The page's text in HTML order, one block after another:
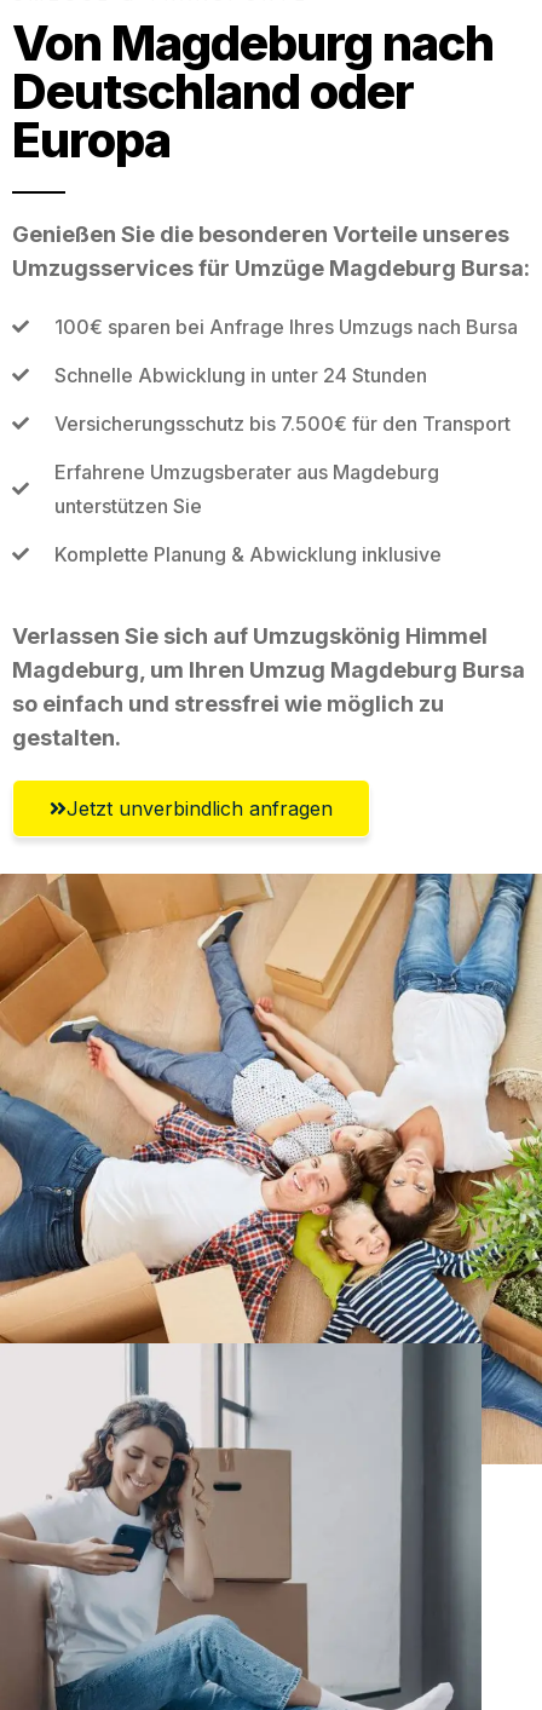
Von Magdeburg nach
Deutschland oder
Europa
Genießen Sie die besonderen Vorteile unseres
Umzugsservices für Umzüge Magdeburg Bursa:
100€ sparen bei Anfrage Ihres Umzugs nach Bursa
Schnelle Abwicklung in unter 24 Stunden
Versicherungsschutz bis 7.500€ für den Transport
Erfahrene Umzugsberater aus Magdeburg
unterstützen Sie
Komplette Planung & Abwicklung inklusive
Verlassen Sie sich auf Umzugskönig Himmel
Magdeburg, um Ihren Umzug Magdeburg Bursa
so einfach und stressfrei wie möglich zu
gestalten.
Jetzt unverbindlich anfragen